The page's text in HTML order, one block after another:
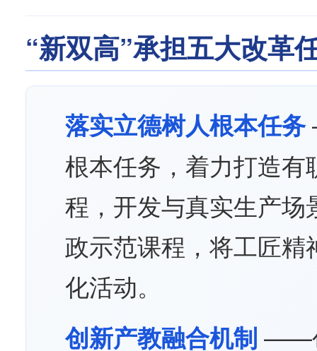
“新双高”承担五大改革
落实立德树人根本任务
根本任务，着力打造有
程，开发与真实生产
政示范课程，将工匠
化活动。
创新产教融合机制 ——